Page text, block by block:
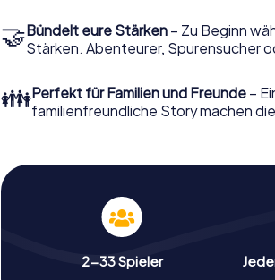
🤝Bündelt eure Stärken – Zu Beginn
Stärken. Abenteurer, Spurensucher
👪Perfekt für Familien und Freunde –
familienfreundliche Story machen
2-33 Spieler